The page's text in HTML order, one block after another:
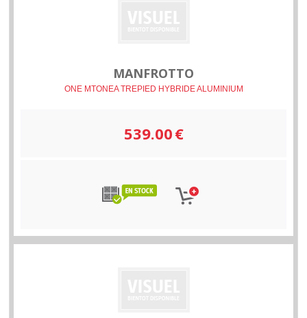
MANFROTTO
ONE MTONEA TREPIED HYBRIDE ALUMINIUM
539.00€